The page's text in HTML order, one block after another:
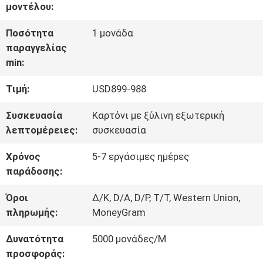
ΈΛΕΓΧΟΣ
ΠΟΙΌΤΗΤΑΣ
ΕΠΙΚΟΙΝΩΝΉΣΤΕ
ΜΑΖΊ
ΜΑΣ
ΕΙΔΉΣΕΙΣ
ΥΠΟΘΈΣΕΙΣ
μοντέλου:
Ποσότητα
παραγγελίας
min:
1 μονάδα
Τιμή: USD899-988
Συσκευασία
λεπτομέρειες:
Καρτόνι με ξύλινη εξωτερική
συσκευασία
Χρόνος
παράδοσης:
5-7 εργάσιμες ημέρες
Όροι
πληρωμής:
Δ/Κ, D/Α, D/P, T/T, Western Union,
MoneyGram
Δυνατότητα
προσφοράς:
5000 μονάδες/Μ